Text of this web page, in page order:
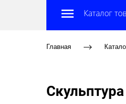
Каталог
Главная